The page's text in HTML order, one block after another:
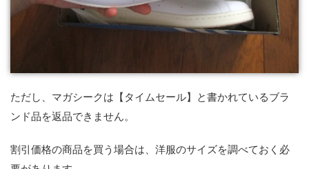
ただし、マガシークは【タイムセール】と書かれているブラ
ンド品を返品できません。
割引価格の商品を買う場合は、洋服のサイズを調べておく必